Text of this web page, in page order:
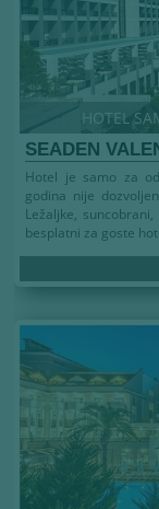
HOTEL
SEADEN
Hotel je samo za
godina nije
Ležaljke,
besplatni za goste